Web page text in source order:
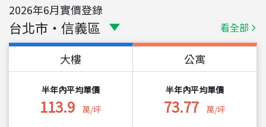
2026年6月實價登錄
台北市 ・ 信義區 看全部
大樓
半年內平均單價
113.9 萬/坪
公寓
半年內平均單價
73.77 萬/坪